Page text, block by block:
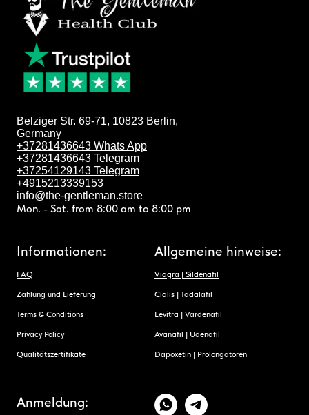
Belziger Str. 69-71, 10823 Berlin,
Germany
+37281436643 Whats App
+37281436643 Telegram
+37254129143 Telegram
+4915213339153
info@the-gentleman.store
Mon. - Sat. from 8:00 am to 8:00 pm
Informationen:
FAQ
Zahlung und Lieferung
Terms & Conditions
Privacy Policy
Qualitätszertifikate
Allgemeine hinweise:
Viagra | Sildenafil
Cialis | Tadalafil
Levitra | Vardenafil
Avanafil | Udenafil
Dapoxetin | Prolongatoren
Anmeldung: